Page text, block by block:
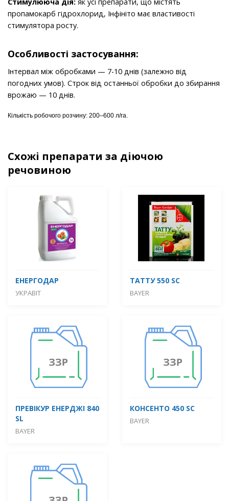
Стимулююча дія: як усі препарати, що містять
пропамокарб гідрохлорид, Інфініто має властивості
стимулятора росту.
Особливості застосування:
Інтервал між обробками — 7-10 днів (залежно від
погодних умов). Строк від останньої обробки до збирання
врожаю — 10 днів.
Кількість робочого розчину: 200–600 л/га.
Схожі препарати за діючою
речовиною
ЕНЕРГОДАР
УКРАВІТ
ТАТТУ 550 SC
BAYER
ПРЕВІКУР ЕНЕРДЖІ 840
SL
BAYER
КОНСЕНТО 450 SC
BAYER